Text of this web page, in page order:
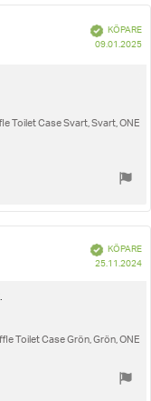
BekräftadKÖPARE
09.01.2025
Toilet Case Svart, Svart, ONE
BekräftadKÖPARE
25.11.2024
Toilet Case Grön, Grön, ONE